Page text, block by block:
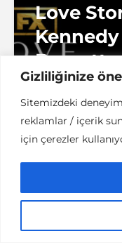
Gizliliğinize
Sitemizdeki
reklamlar / içerik
için çerezler
Love
Hikâyesi
denemenlazım